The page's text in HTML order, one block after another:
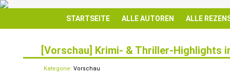
STARTSEITE ALLE AUTOREN ALLE
[Vorschau] Krimi- & Thriller-Highlights
Kategorie: Vorschau